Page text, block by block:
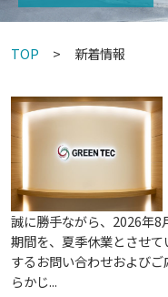
TOP 新着情報
誠に勝手ながら、2026年8
期間を、夏季休業とさせ
するお問い合わせおよび
らかじ...